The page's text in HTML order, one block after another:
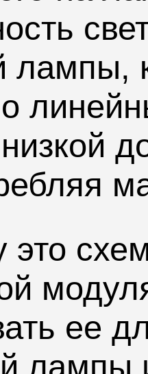
лампы,
это
ее
лампы